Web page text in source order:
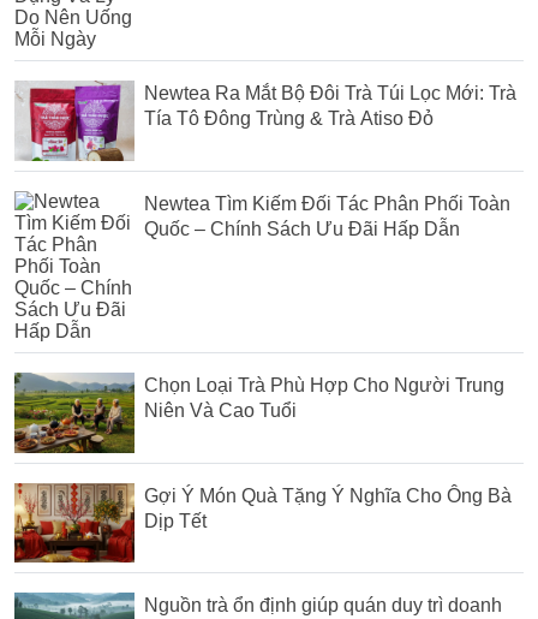
Newtea Ra Mắt Bộ Đôi Trà Túi Lọc Mới: Trà
Tía Tô Đông Trùng & Trà Atiso Đỏ
Newtea Tìm Kiếm Đối Tác Phân Phối Toàn
Quốc – Chính Sách Ưu Đãi Hấp Dẫn
Chọn Loại Trà Phù Hợp Cho Người Trung
Niên Và Cao Tuổi
Gợi Ý Món Quà Tặng Ý Nghĩa Cho Ông Bà
Dịp Tết
Nguồn trà ổn định giúp quán duy trì doanh